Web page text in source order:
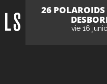
26 POLAROIDS
vie 16